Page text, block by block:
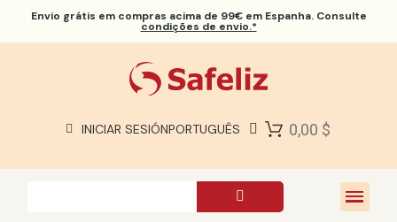
Envio grátis em compras acima de 99€ em Espanha. Consulte
condições de envio.*
INICIAR SESIÓNPORTUGUÊS 0,00 $